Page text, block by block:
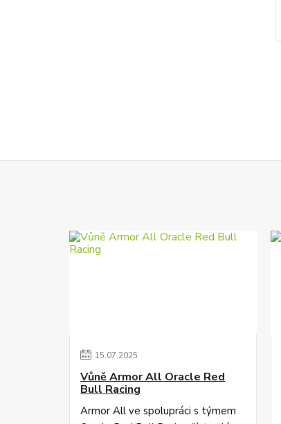
15.07.2025
Vůně Armor All Oracle Red
Bull Racing
Armor All ve spolupráci s týmem